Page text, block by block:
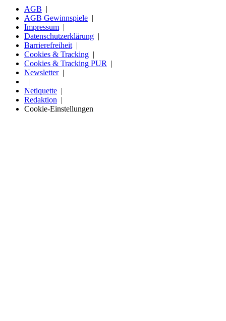
AGB
AGB Gewinnspiele
Impressum
Datenschutzerklärung
Barrierefreiheit
Cookies & Tracking
Cookies & Tracking PUR
Newsletter
Netiquette
Redaktion
Cookie-Einstellungen